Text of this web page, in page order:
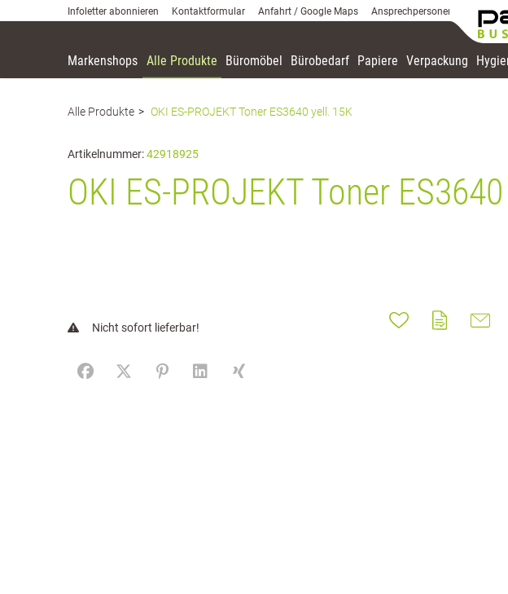
Infoletter abonnieren Kontaktformular Anfahrt / Google Maps Ansprechpersonen
Markenshops Alle Produkte Büromöbel Bürobedarf Papiere Verpackung
Alle Produkte OKI ES-PROJEKT Toner ES3640 yell. 15K
Artikelnummer:42918925
OKI ES-PROJEKT Toner
Nicht sofort lieferbar!
Facebook
X PinterestLinkedInXing